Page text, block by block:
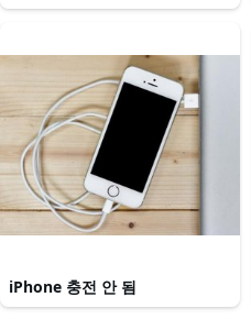
iPhone 충전 안 됨